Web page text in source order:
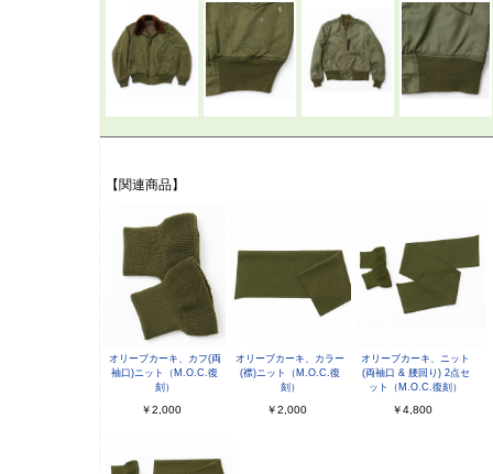
【関連商品】
オリーブカーキ、カフ(両
袖口)ニット（M.O.C.復
刻）
￥2,000
オリーブカーキ、カラー
(襟)ニット（M.O.C.復
刻）
￥2,000
オリーブカーキ、ニット
(両袖口 & 腰回り) 2点セ
ット（M.O.C.復刻）
￥4,800